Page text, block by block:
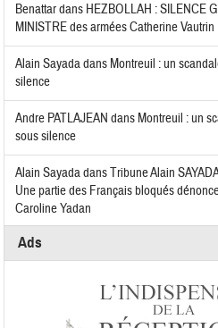
Benattardans HEZBOLLAH : SILENCE
MINISTRE des armées Catherine
Alain Sayadadans Montreuil : un
silence
Andre PATLAJEAN dans Montreuil : un
sous silence
Alain SayadadansTribune Alain
Une partie des Français bloqués
Caroline Yadan
Ads